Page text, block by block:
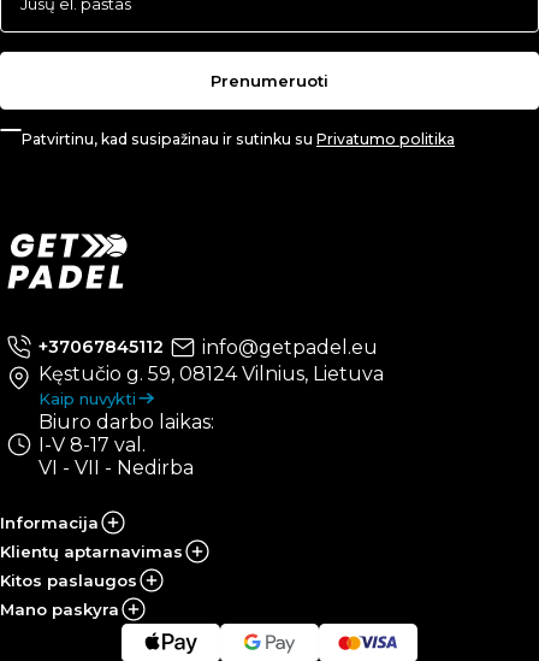
Patvirtinu, kad susipažinau ir sutinku su Privatumo politika
Prenumeruoti
+37067845112
info@getpadel.eu
Kęstučio g. 59, 08124 Vilnius, Lietuva
Kaip nuvykti
Biuro darbo laikas:
I-V 8-17 val.
VI - VII - Nedirba
Informacija
Klientų aptarnavimas
Kitos paslaugos
Mano paskyra